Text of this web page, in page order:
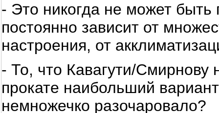
- Это никогда не может быть
постоянно зависит от
настроения, от
- То, что Кавагути/Смирнову
прокате наибольший
немножечко разочаровало?